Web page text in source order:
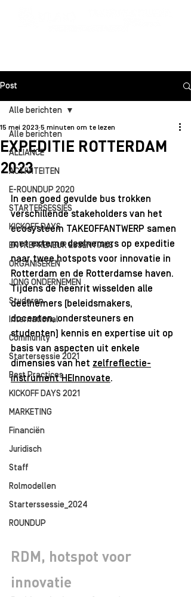
Post
Alle berichten
ALLIANCE
ACTIVITEITEN
E-ROUNDUP 2020
STARTERSESSIES
KICKOFF DAYS
ENTREPRENEUR ESSENTIALS
ORGANISEREN
JONG ONDERNEMEN
Studeren
International
Community
Startersessie 2021
Best Practices
KICKOFF DAYS 2021
MARKETING
Financiën
Juridisch
Staff
Rolmodellen
Starterssessie_2024
ROUNDUP
Alle berichten
EXPEDITIE ROTTERDAM
2023
15 mei 2023 5 minuten om te lezen
In een goed gevulde bus trokken
verschillende stakeholders van het
ecosysteem TAKEOFFANTWERP samen
met externe deelnemers op expeditie
naar twee hotspots voor innovatie in
Rotterdam en de Rotterdamse haven.
Tijdens de heenrit wisselden alle
deelnemers (beleidsmakers,
docenten, ondersteuners en
studenten) kennis en expertise uit op
basis van aspecten uit enkele
dimensies van het zelfreflectie-
instrument HEInnovate.
RDM, hotspot voor
innovatie